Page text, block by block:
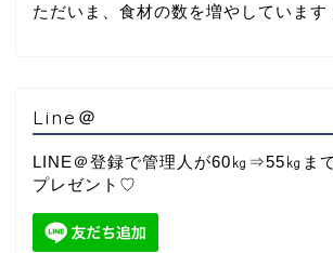
ただいま、食材の数を増やしています
Line＠
LINE＠登録で管理人が60㎏⇒55㎏ま
プレゼント♡